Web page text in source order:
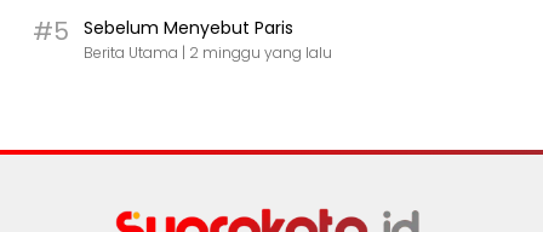
#5 Sebelum Menyebut Paris
Berita Utama | 2 minggu yang lalu